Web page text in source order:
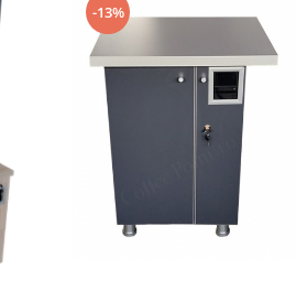
-13%